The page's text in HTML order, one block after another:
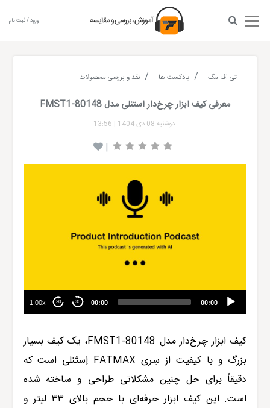
ورود / ثبت نام
تی اف مگ پادکست ها نقد و بررسی محصولات
معرفی کیف ابزار چرخ‌دار استنلی مدل FMST1-80148
دوشنبه 08 دی 1404 |
13:56
|
00:00
00:00
30
30
1.00x
کیف ابزار چرخ‌دار مدل FMST1-80148، یک کیف بسیار
بزرگ و با کیفیت از سِری FATMAX
اِستَنلی است که
دقیقاً برای حل چنین مشکلاتی طراحی و ساخته شده
است. این کیف ابزار حرفه‌ای با حجم بالای ۳۳ لیتر و